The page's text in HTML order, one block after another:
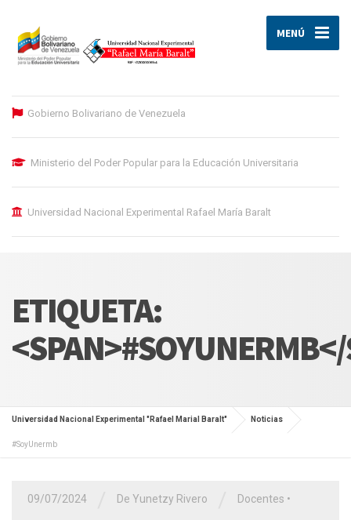
MENÚ
Gobierno Bolivariano de Venezuela
Ministerio del Poder Popular para la Educación Universitaria
Universidad Nacional Experimental Rafael María Baralt
ETIQUETA:
Universidad Nacional Experimental "Rafael Marial Baralt" Noticias
#SoyUnermb
09/07/2024 De Yunetzy Rivero Docentes •